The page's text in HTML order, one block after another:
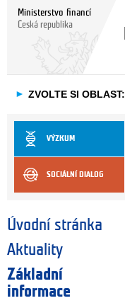
Ministerstvo financí
Česká republika
► ZVOLTE SI OBLAST:
VÝZKUM
SOCIÁLNÍ DIALOG
Úvodní stránka
Aktuality
Základní
informace